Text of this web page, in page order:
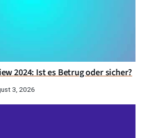
2024: Ist es Betrug oder sicher?
3, 2026